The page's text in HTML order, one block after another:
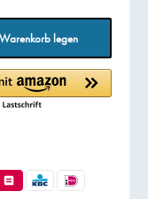
legen